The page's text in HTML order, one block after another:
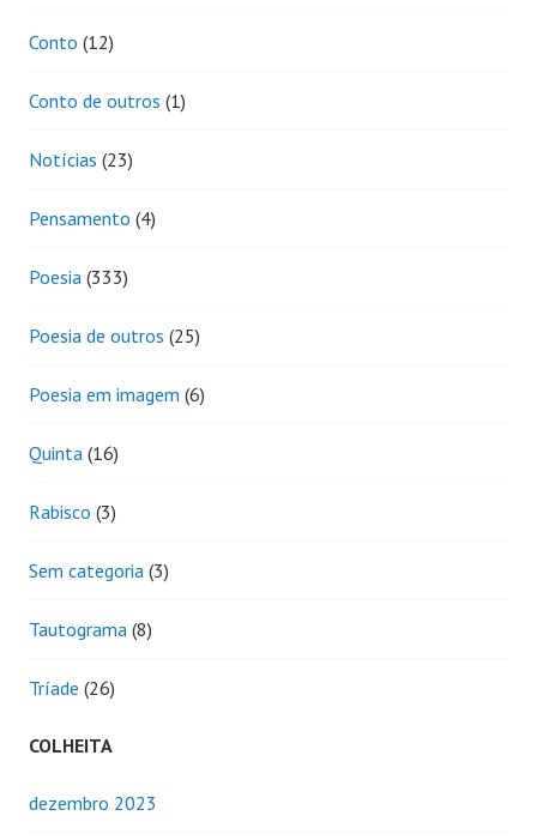
Conto (12)
Conto de outros (1)
Notícias (23)
Pensamento (4)
Poesia (333)
Poesia de outros (25)
Poesia em imagem (6)
Quinta (16)
Rabisco (3)
Sem categoria (3)
Tautograma (8)
Tríade (26)
COLHEITA
dezembro 2023